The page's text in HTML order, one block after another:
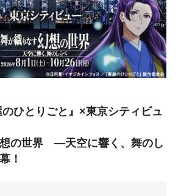
ひとりごと』×東京シティビュ
の世界 ―天空に響く、舞のし
！